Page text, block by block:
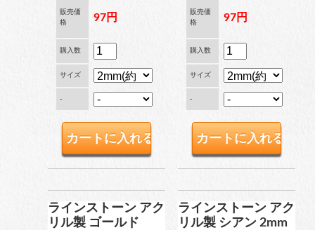
販売価
格
97円
購入数
サイズ
-
販売価
格
97円
購入数
サイズ
-
ラインストーン アク
リル製 ゴールド
ラインストーン アク
リル製 シアン 2mm